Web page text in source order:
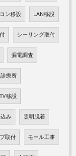
ン移設 LAN移設
シーリング取付
漏電調査
療所
移設
み 照明脱着
取付 モール工事